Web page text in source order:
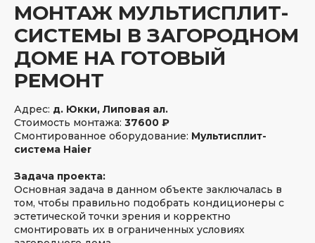
МОНТАЖ МУЛЬТИСПЛИТ-
СИСТЕМЫ В ЗАГОРОДНОМ
ДОМЕ НА ГОТОВЫЙ
РЕМОНТ
Адрес: д. Юкки, Липовая ал.
Стоимость монтажа: 37600 ₽
Смонтированное оборудование: Мультисплит-
система Haier
Задача проекта:
Основная задача в данном объекте заключалась в
том, чтобы правильно подобрать кондиционеры с
эстетической точки зрения и корректно
смонтировать их в ограниченных условиях